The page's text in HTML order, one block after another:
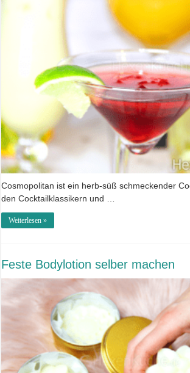
Cosmopolitan ist ein herb-süß schmeckender
den Cocktailklassikern und …
Weiterlesen »
Feste Bodylotion selber machen